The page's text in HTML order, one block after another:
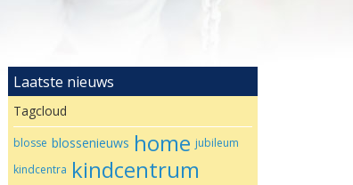
Laatste nieuws
Tagcloud
blosse blossenieuws home jubileum
kindcentra kindcentrum